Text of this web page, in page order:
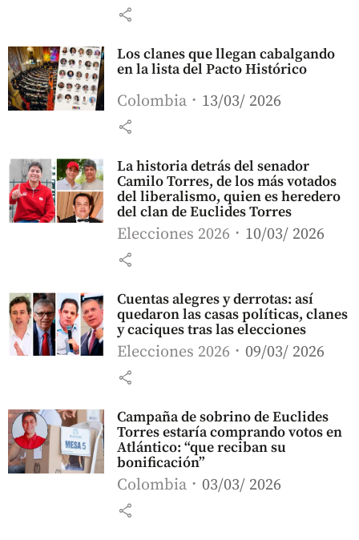
share
Los clanes que llegan cabalgando
en la lista del Pacto Histórico
Colombia 13/03/ 2026
share
La historia detrás del senador
Camilo Torres, de los más votados
del liberalismo, quien es heredero
del clan de Euclides Torres
Elecciones 2026 10/03/ 2026
share
Cuentas alegres y derrotas: así
quedaron las casas políticas, clanes
y caciques tras las elecciones
Elecciones 2026 09/03/ 2026
share
Campaña de sobrino de Euclides
Torres estaría comprando votos en
Atlántico: “que reciban su
bonificación”
Colombia 03/03/ 2026
share